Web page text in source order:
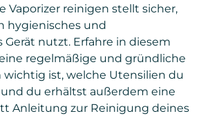
Vaporizer reinigen stellt sicher,
hygienisches und
Gerät nutzt. Erfahre in diesem
regelmäßige und gründliche
ist, welche Utensilien du
du erhältst außerdem eine
Anleitung zur Reinigung deines